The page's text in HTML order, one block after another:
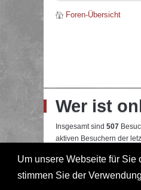
Um unsere Webseite für
stimmen Sie der
Foren-Übersicht
Wer ist
Insgesamt sind 507
aktiven Besuchern der
Mitglieder:Google [Bot],